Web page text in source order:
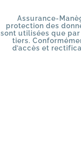
Assurance-
protection des
sont utilisées que
tiers.
d’accès et